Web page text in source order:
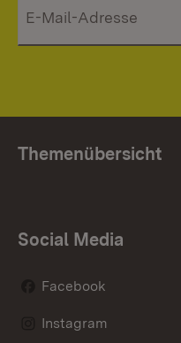
Themenübersicht
Social Media
Facebook
Instagram